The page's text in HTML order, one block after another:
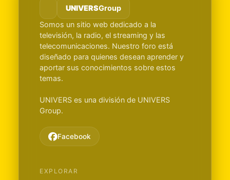
UNIVERSGroup
Somos un sitio web dedicado a la
televisión, la radio, el streaming y las
telecomunicaciones. Nuestro foro está
diseñado para quienes desean aprender y
aportar sus conocimientos sobre estos
temas.
UNIVERS es una división de UNIVERS
Group.
Facebook
EXPLORAR